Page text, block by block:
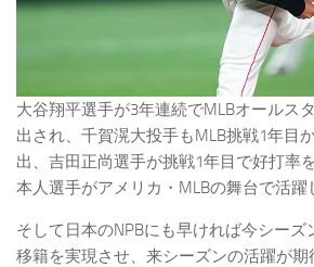
大谷翔平選手が3年連続でMLBオールス
出され、千賀滉大投手もMLB挑戦1年目
出、吉田正尚選手が挑戦1年目で好打率
本人選手がアメリカ・MLBの舞台で活躍
そして日本のNPBにも早ければ今シーズ
移籍を実現させ、来シーズンの活躍が期